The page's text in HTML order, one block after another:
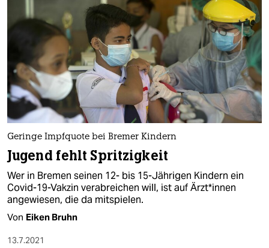
Geringe Impfquote bei Bremer Kindern
Jugend fehlt Spritzigkeit
Wer in Bremen seinen 12- bis 15-Jährigen Kindern ein
Covid-19-Vakzin verabreichen will, ist auf Ärzt*in­nen
angewiesen, die da mitspielen.
Von Eiken Bruhn
13.7.2021